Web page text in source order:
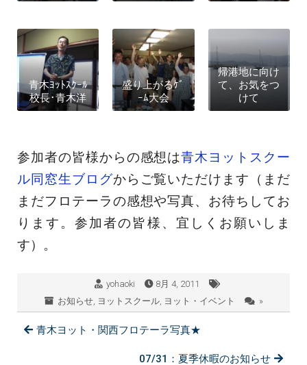
青木ﾖｯﾄｽｸｰﾙ
校長･青木洋
盛り上がるｹﾞ
ｰﾑ大会
帰港地に向け
て、お気をつ
けて
参加者の皆様からの感想は青木ヨットスクー
ル同窓生ブログからご覧いただけます（まだ
まだフロテーラの感想や写真、お待ちしてお
ります。参加者の皆様、宜しくお願いしま
す）。
yohaoki
8月 4, 2011
お知らせ, ヨットスクール, ヨット・イベント »
青木ヨット・関西フロテーラ写真★
07/31：夏季休暇のお知らせ